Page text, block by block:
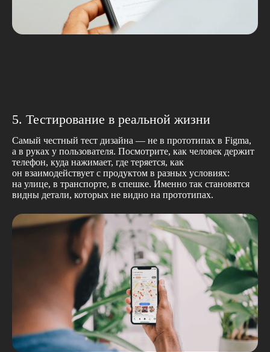
5. Тестирование в реальной жизни
Самый честный тест дизайна — не в прототипах в Figma,
а в руках у пользователя. Посмотрите, как человек держит
телефон, куда нажимает, где теряется, как
он взаимодействует с продуктом в разных условиях:
на улице, в транспорте, в спешке. Именно так становятся
видны детали, которых не видно на прототипах.
Связаться с нами
© 2024, ООО «СПОТ ДИЗАЙН»
Написать нам
© 2024, ООО «СПОТ ДИЗАЙН»
Связаться с нами
Написать нам
Адрес: 141207, Московская обл.,
Пушкинский г.о., г. Пушкино, проезд 1-й
Некрасовский, стр. 6
Behance
Telegram
Политика конфиденциальности
Оферта
*организация Meta, которой принадлежит соцсеть, признана экстремистской и
© 2024, ООО «СПОТ ДИЗАЙН»
ИНН: 5038187710